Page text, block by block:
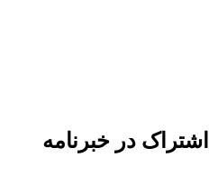
اشتراک در خبرنامه